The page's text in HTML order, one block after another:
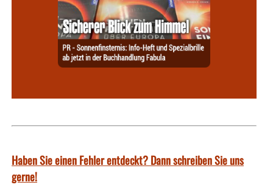
Haben Sie einen Fehler entdeckt? Dann schreiben Sie uns
gerne!